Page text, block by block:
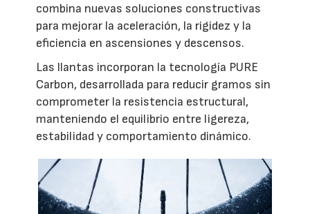
combina nuevas soluciones constructivas
para mejorar la aceleración, la rigidez y la
eficiencia en ascensiones y descensos.
Las llantas incorporan la tecnología PURE
Carbon, desarrollada para reducir gramos sin
comprometer la resistencia estructural,
manteniendo el equilibrio entre ligereza,
estabilidad y comportamiento dinámico.